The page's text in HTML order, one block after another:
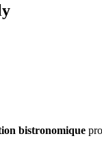
bistronomique